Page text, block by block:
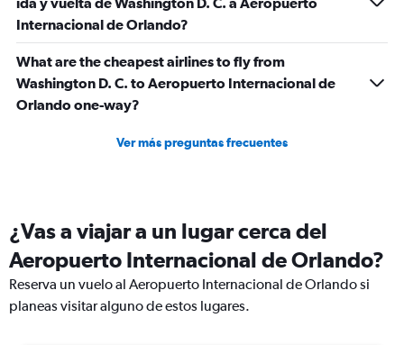
Internacional de Orlando?
What are the cheapest airlines to fly from
Washington D. C. to Aeropuerto Internacional de
Orlando one-way?
Ver más preguntas frecuentes
¿Vas a viajar a un lugar cerca del
Aeropuerto Internacional de Orlando?
Reserva un vuelo al Aeropuerto Internacional de Orlando si
planeas visitar alguno de estos lugares.